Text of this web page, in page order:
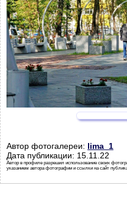
Автор фотогалереи: lima_1
Дата публикации: 15.11.22
Автор в профиле разрешил использование своих
указанием автора фотографии и ссылки на сайт